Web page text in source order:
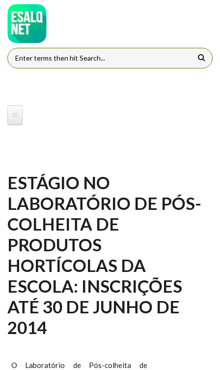
Pular para o conteúdo principal
FORMULÁRIO DE BUSCA
ESTÁGIO NO
LABORATÓRIO DE PÓS-
COLHEITA DE
PRODUTOS
HORTÍCOLAS DA
ESCOLA: INSCRIÇÕES
ATÉ 30 DE JUNHO DE
2014
O Laboratório de Pós-colheita de